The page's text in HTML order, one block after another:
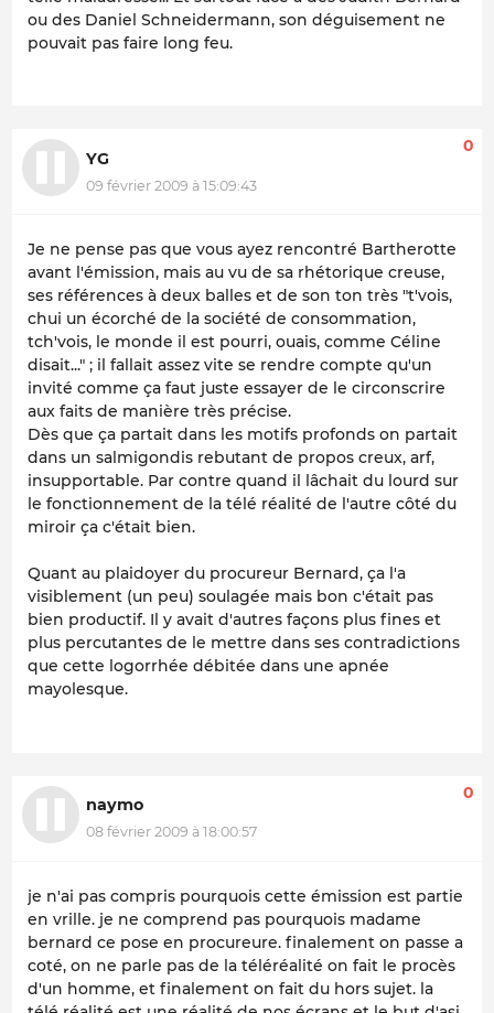
ou des Daniel Schneidermann, son déguisement ne
pouvait pas faire long feu.
YG
09 février 2009 à 15:09:43
0
Je ne pense pas que vous ayez rencontré Bartherotte
avant l'émission, mais au vu de sa rhétorique creuse,
ses références à deux balles et de son ton très "t'vois,
chui un écorché de la société de consommation,
tch'vois, le monde il est pourri, ouais, comme Céline
disait..." ; il fallait assez vite se rendre compte qu'un
invité comme ça faut juste essayer de le circonscrire
aux faits de manière très précise.
Dès que ça partait dans les motifs profonds on partait
dans un salmigondis rebutant de propos creux, arf,
insupportable. Par contre quand il lâchait du lourd sur
le fonctionnement de la télé réalité de l'autre côté du
miroir ça c'était bien.
Quant au plaidoyer du procureur Bernard, ça l'a
visiblement (un peu) soulagée mais bon c'était pas
bien productif. Il y avait d'autres façons plus fines et
plus percutantes de le mettre dans ses contradictions
que cette logorrhée débitée dans une apnée
mayolesque.
naymo
08 février 2009 à 18:00:57
0
je n'ai pas compris pourquois cette émission est partie
en vrille. je ne comprend pas pourquois madame
bernard ce pose en procureure. finalement on passe a
coté, on ne parle pas de la téléréalité on fait le procès
d'un homme, et finalement on fait du hors sujet. la